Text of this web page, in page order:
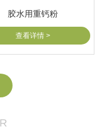
胶水用重钙粉
查看详情 >